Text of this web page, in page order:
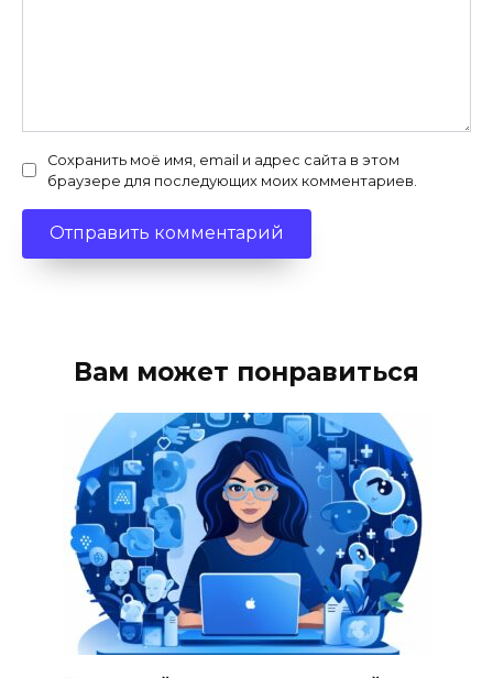
Сохранить моё имя, email и адрес сайта в этом
браузере для последующих моих комментариев.
Вам может понравиться